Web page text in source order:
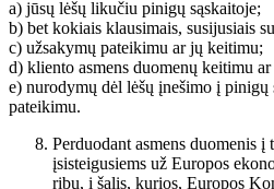
a) jūsų lėšų likučiu pinigų sąskaitoje;
b) bet kokiais klausimais, susijusiais
c) užsakymų pateikimu ar jų keitimu;
d) kliento asmens duomenų keitimu
e) nurodymų dėl lėšų įnešimo į pinigų
pateikimu.
Perduodant asmens duomenis į
įsisteigusiems už Europos
ribų, į šalis, kurios, Europos